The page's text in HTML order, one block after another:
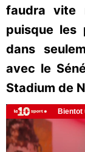
faudra vite
puisque les
dans
avec le
Stadium de